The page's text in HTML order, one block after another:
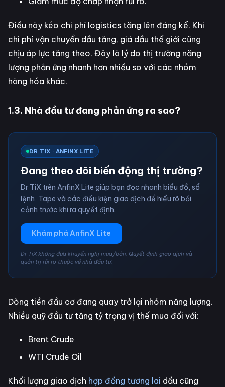
Điều này kéo chi phí logistics tăng lên đáng kể. Khi
chi phí vận chuyển dầu tăng, giá dầu thế giới cũng
chịu áp lực tăng theo. Đây là lý do thị trường năng
lượng phản ứng nhanh hơn nhiều so với các nhóm
hàng hóa khác.
1.3. Nhà đầu tư đang phản ứng ra sao?
DR TIX · ANFINX LITE
Đang theo dõi biến động thị trường?
Dr TiX trên AnfinX Lite giúp bạn đọc nhanh biểu đồ, sổ
lệnh, Tape và các điều kiện giao dịch để hiểu rõ bối
cảnh trước khi ra quyết định.
Khám phá AnfinX Lite
Dr TiX không đưa khuyến nghị mua/bán. Quyết định giao dịch và
quản trị rủi ro thuộc về nhà đầu tư.
Dòng tiền đầu cơ đang quay trở lại nhóm năng lượng.
Nhiều quỹ đầu tư tăng tỷ trọng vị thế mua đối với:
Brent Crude
WTI Crude Oil
Khối lượng giao dịch hợp đồng tương lai dầu cũng